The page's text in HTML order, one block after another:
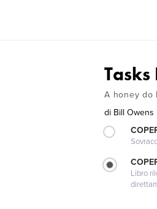
A honey do
di Bill Owens
Libro